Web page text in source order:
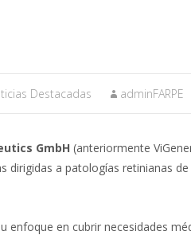
Destacadas adminFARPE
GmbH (anteriormente
dirigidas a patologías retinianas
enfoque en cubrir necesidades